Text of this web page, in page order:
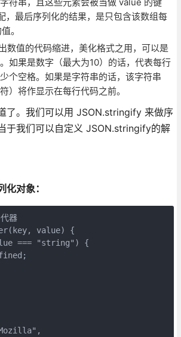
，最后序列化的结果，是只包含该数组每
。
数值的代码缩进，美化格式之用，可以是
如果是数字（最大为10）的话，代表每行
个空格。如果是字符串的话，该字符串
）将作显示在每行代码之前。
了。我们可以用 JSON.stringify 来做序
于我们可以自定义 JSON.stringify的解
对象：
器
value) {
=== "string") {